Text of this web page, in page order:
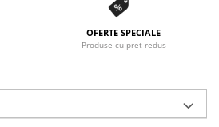
OFERTE SPECIALE
Produse cu pret redus